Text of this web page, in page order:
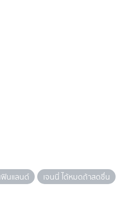
นแลนด์
เจนนี่ ได้หมดถ้าสดชื่น